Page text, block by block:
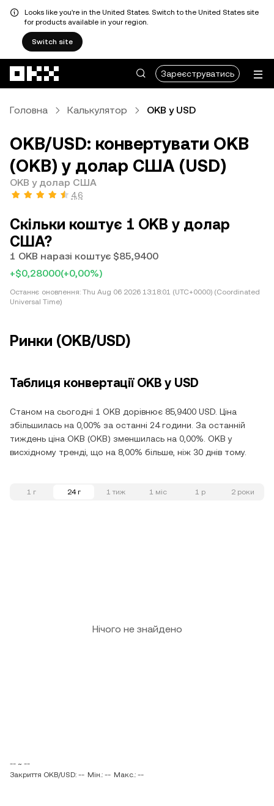
Looks like you're in the United States. Switch to the United States site
for products available in your region.
Switch site
Зареєструватись
Головна Калькулятор OKB у USD
OKB/USD: конвертувати OKB
(OKB) у долар США (USD)
OKB у долар США
4,6
Скільки коштує 1 OKB у долар
США?
1 OKB наразі коштує $85,9400
+$0,28000(+0,00%)
Останнє оновлення: Thu Aug 06 2026 13:18:01 (UTC+0000) (Coordinated
Universal Time)
Ринки (OKB/USD)
Таблиця конвертації OKB у USD
Станом на сьогодні 1 OKB дорівнює 85,9400 USD. Ціна
збільшилась на 0,00% за останні 24 години. За останній
тиждень ціна OKB (OKB) зменшилась на 0,00%. OKB у
висхідному тренді, що на 8,00% більше, ніж 30 днів тому.
1 г 24 г 1 тиж 1 міс 1 р 2 роки
Нічого не знайдено
-- ~ --
Закриття OKB/USD: -- Мін.: -- Макс.: --